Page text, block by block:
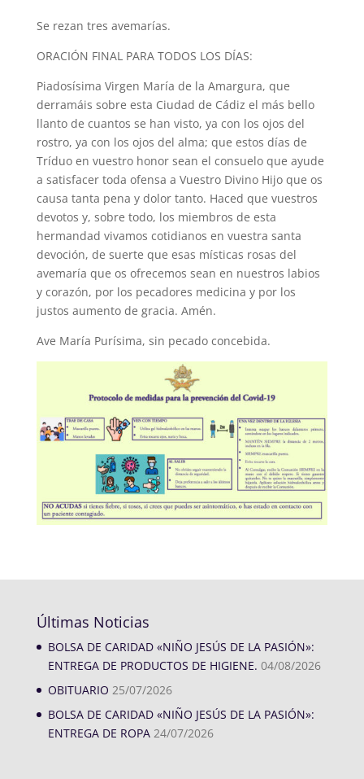
Se rezan tres avemarías.
ORACIÓN FINAL PARA TODOS LOS DÍAS:
Piadosísima Virgen María de la Amargura, que
derramáis sobre esta Ciudad de Cádiz el más bello
llanto de cuantos se han visto, ya con los ojos del
rostro, ya con los ojos del alma; que estos días de
Tríduo en vuestro honor sean el consuelo que ayude
a satisfacer toda ofensa a Vuestro Divino Hijo que os
causa tanta pena y dolor tanto. Haced que vuestros
devotos y, sobre todo, los miembros de esta
hermandad vivamos cotidianos en vuestra santa
devoción, de suerte que esas místicas rosas del
avemaría que os ofrecemos sean en nuestros labios
y corazón, por los pecadores medicina y por los
justos aumento de gracia. Amén.
Ave María Purísima, sin pecado concebida.
Últimas Noticias
BOLSA DE CARIDAD «NIÑO JESÚS DE LA PASIÓN»:
ENTREGA DE PRODUCTOS DE HIGIENE. 04/08/2026
OBITUARIO 25/07/2026
BOLSA DE CARIDAD «NIÑO JESÚS DE LA PASIÓN»:
ENTREGA DE ROPA 24/07/2026